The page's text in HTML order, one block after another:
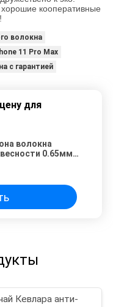
кооперативные
волокна
11 Pro Max
с гарантией
для
волокна
0.65мм
Кевлара анти-